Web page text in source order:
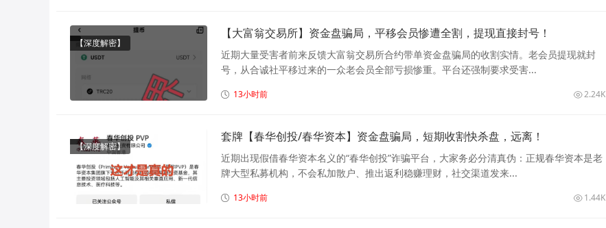
【深度解密】
【大富翁交易所】资金盘骗局，平移会员惨遭全割，提现直接封号！
近期大量受害者前来反馈大富翁交易所合约带单资金盘骗局的收割实情。老会员提现就封
号，从合诚社平移过来的一众老会员全部亏损惨重。平台还强制要求受害...
13小时前 2.24K
【深度解密】
套牌【春华创投/春华资本】资金盘骗局，短期收割快杀盘，远离！
近期出现假借春华资本名义的“春华创投”诈骗平台，大家务必分清真伪：正规春华资本是老
牌大型私募机构，不会私加散户、推出返利稳赚理财，社交渠道发来...
13小时前 1.44K